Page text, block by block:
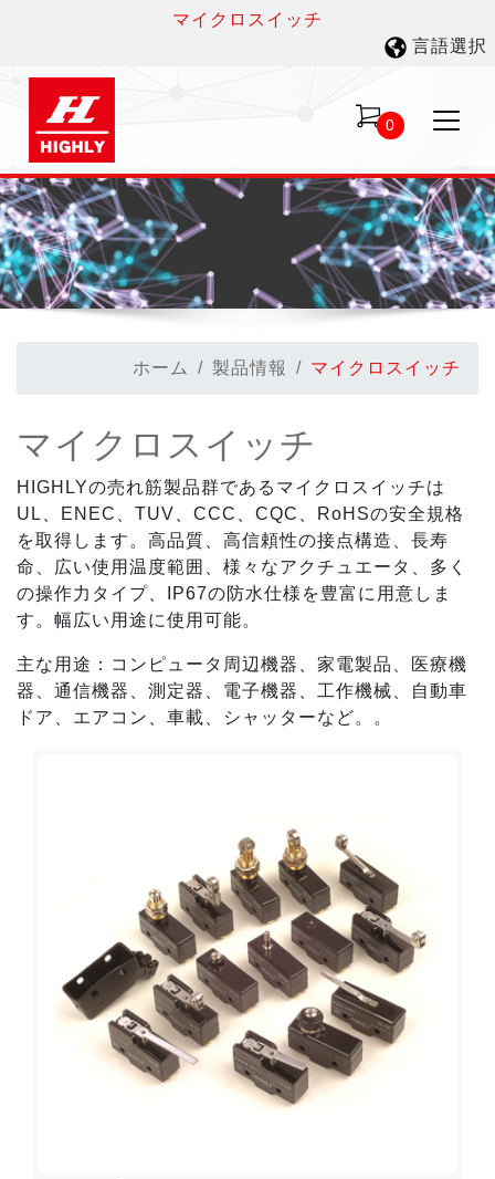
マイクロスイッチ
言語選択
0
ホーム 製品情報 マイクロスイッチ
マイクロスイッチ
HIGHLYの売れ筋製品群であるマイクロスイッチは
UL、ENEC、TUV、CCC、CQC、RoHSの安全規格
を取得します。高品質、高信頼性の接点構造、長寿
命、広い使用温度範囲、様々なアクチュエータ、多く
の操作力タイプ、IP67の防水仕様を豊富に用意しま
す。幅広い用途に使用可能。
主な用途：コンピュータ周辺機器、家電製品、医療機
器、通信機器、測定器、電子機器、工作機械、自動車
ドア、エアコン、車載、シャッターなど。。